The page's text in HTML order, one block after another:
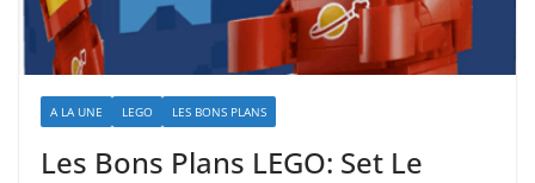
A LA UNE LEGO LES BONS PLANS
Les Bons Plans LEGO: Set Le